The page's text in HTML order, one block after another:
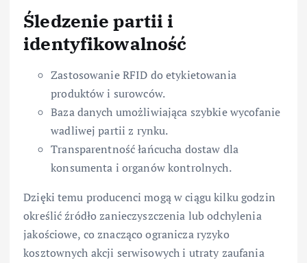
Śledzenie partii i
identyfikowalność
Zastosowanie RFID do etykietowania
produktów i surowców.
Baza danych umożliwiająca szybkie wycofanie
wadliwej partii z rynku.
Transparentność łańcucha dostaw dla
konsumenta i organów kontrolnych.
Dzięki temu producenci mogą w ciągu kilku godzin
określić źródło zanieczyszczenia lub odchylenia
jakościowe, co znacząco ogranicza ryzyko
kosztownych akcji serwisowych i utraty zaufania